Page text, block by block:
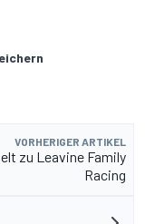
VORHERIGER ARTIKEL
zu Leavine Family
Racing